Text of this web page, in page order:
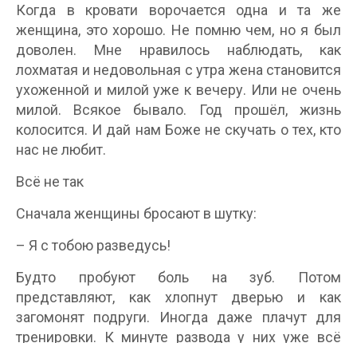
Когда в кровати ворочается одна и та же
женщина, это хорошо. Не помню чем, но я был
доволен. Мне нравилось наблюдать, как
лохматая и недовольная с утра жена становится
ухоженной и милой уже к вечеру. Или не очень
милой. Всякое бывало. Год прошёл, жизнь
колосится. И дай нам Боже не скучать о тех, кто
нас не любит.
Всё не так
Сначала женщины бросают в шутку:
– Я с тобою разведусь!
Будто пробуют боль на зуб. Потом
представляют, как хлопнут дверью и как
загомонят подруги. Иногда даже плачут для
тренировки. К минуте развода у них уже всё